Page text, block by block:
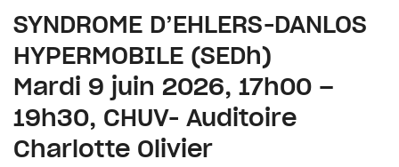
SYNDROME D’EHLERS-DANLOS
HYPERMOBILE (SEDh)
Mardi 9 juin 2026, 17h00 –
19h30, CHUV- Auditoire
Charlotte Olivier